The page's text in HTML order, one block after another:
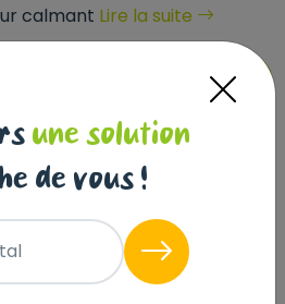
calmant Lire la suite
Sélectionner
(offerte dès
une solution
de vous !